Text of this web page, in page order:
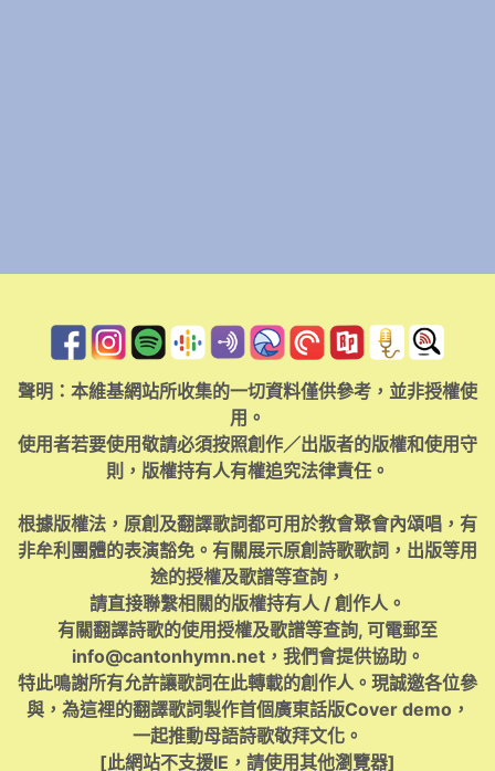
聲明：本維基網站所收集的一切資料僅供參考，並非授權使
用。
使用者若要使用敬請必須按照創作／出版者的版權和使用守
則，版權持有人有權追究法律責任。
根據版權法，原創及翻譯歌詞都可用於教會聚會內頌唱，有
非牟利團體的表演豁免。有關展示原創詩歌歌詞，出版等用
途的授權及歌譜等查詢，
請直接聯繫相關的版權持有人 / 創作人。
有關翻譯詩歌的使用授權及歌譜等查詢, 可電郵至
info@cantonhymn.net，我們會提供協助。
特此鳴謝所有允許讓歌詞在此轉載的創作人。現誠邀各位參
與，為這裡的翻譯歌詞製作首個廣東話版Cover demo，
一起推動母語詩歌敬拜文化。
[此網站不支援IE，請使用其他瀏覽器]